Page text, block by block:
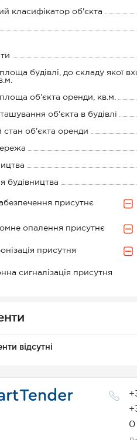
класифікатор об'єкта
будівлі, до складу якої
об'єкта оренди, кв.м.
об'єкта в будівлі
стан об'єкта оренди
будівництва
присутнє
опалення присутнє
присутня
сигналізація присутня
відсутні
0